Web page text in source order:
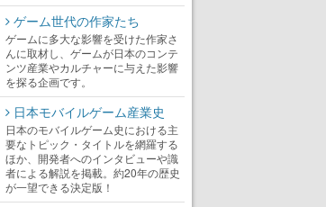
ゲーム世代の作家たち
ゲームに多大な影響を受けた作家さ
んに取材し、ゲームが日本のコンテ
ンツ産業やカルチャーに与えた影響
を探る企画です。
日本モバイルゲーム産業史
日本のモバイルゲーム史における主
要なトピック・タイトルを網羅する
ほか、開発者へのインタビューや識
者による解説を掲載。約20年の歴史
が一望できる決定版！